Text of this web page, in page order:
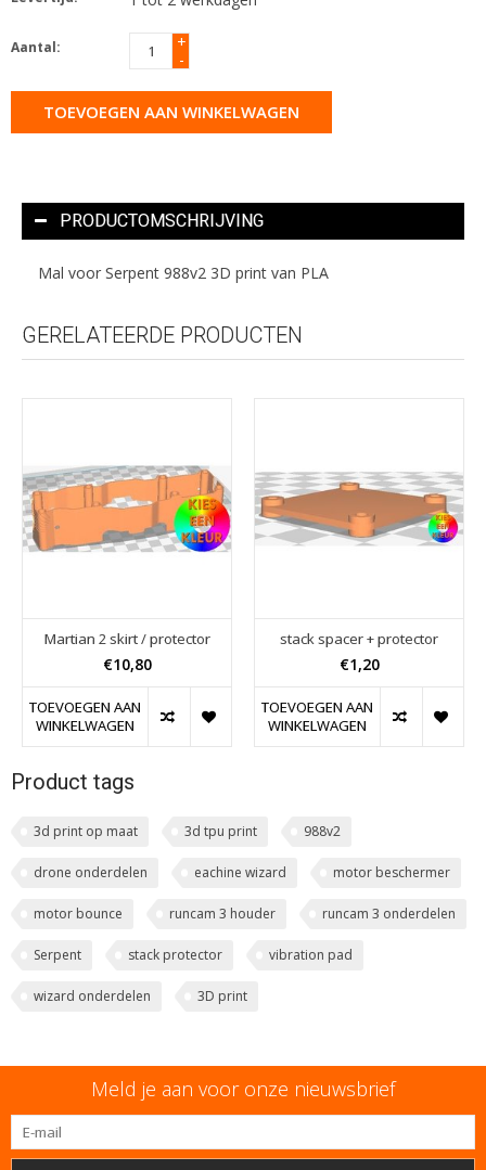
Aantal:
+
-
TOEVOEGEN AAN WINKELWAGEN
PRODUCTOMSCHRIJVING
Mal voor Serpent 988v2 3D print van PLA
GERELATEERDE PRODUCTEN
Martian 2 skirt / protector
€10,80
TOEVOEGEN AAN
WINKELWAGEN
stack spacer + protector
€1,20
TOEVOEGEN AAN
WINKELWAGEN
Product tags
3d print op maat 3d tpu print 988v2
drone onderdelen eachine wizard motor beschermer
motor bounce runcam 3 houder runcam 3 onderdelen
Serpent stack protector vibration pad
wizard onderdelen 3D print
Meld je aan voor onze nieuwsbrief